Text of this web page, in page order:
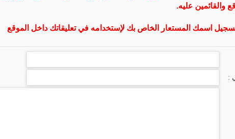
والقائمين عليه.
اسمك المستعار الخاص بك لإستخدامه في تعليقاتك داخل الموقع
: